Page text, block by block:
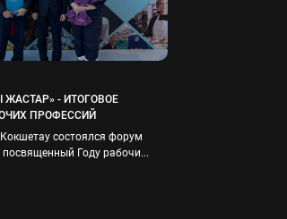
- ИТОГОВОЕ
ПРОФЕССИЙ
состоялся форум
посвященный Году рабочи...